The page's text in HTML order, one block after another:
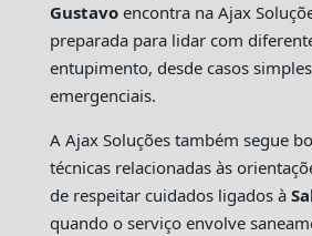
Gustavoencontra na Ajax
preparada para lidar com
entupimento, desde casos
emergenciais.
A Ajax Soluções também segue
técnicas relacionadas às
de respeitar cuidados ligados à
quando o serviço envolve